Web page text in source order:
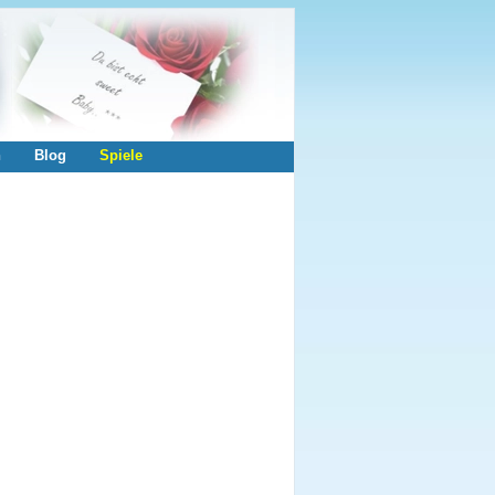
Blog Spiele